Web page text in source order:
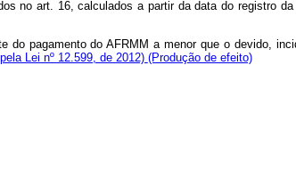
no art. 16, calculados a partir da data do registro
pagamento do AFRMM a menor que o devido,
Lei nº 12.599, de 2012) (Produção de efeito)